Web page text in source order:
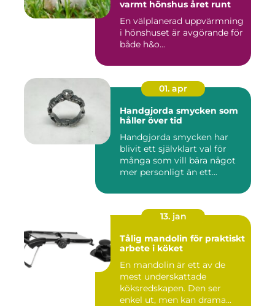
varmt hönshus året runt
En välplanerad uppvärmning
i hönshuset är avgörande för
både h&o...
01. apr
Handgjorda smycken som
håller över tid
Handgjorda smycken har
blivit ett självklart val för
många som vill bära något
mer personligt än ett...
13. jan
Tålig mandolin för praktiskt
arbete i köket
En mandolin är ett av de
mest underskattade
köksredskapen. Den ser
enkel ut, men kan drama...